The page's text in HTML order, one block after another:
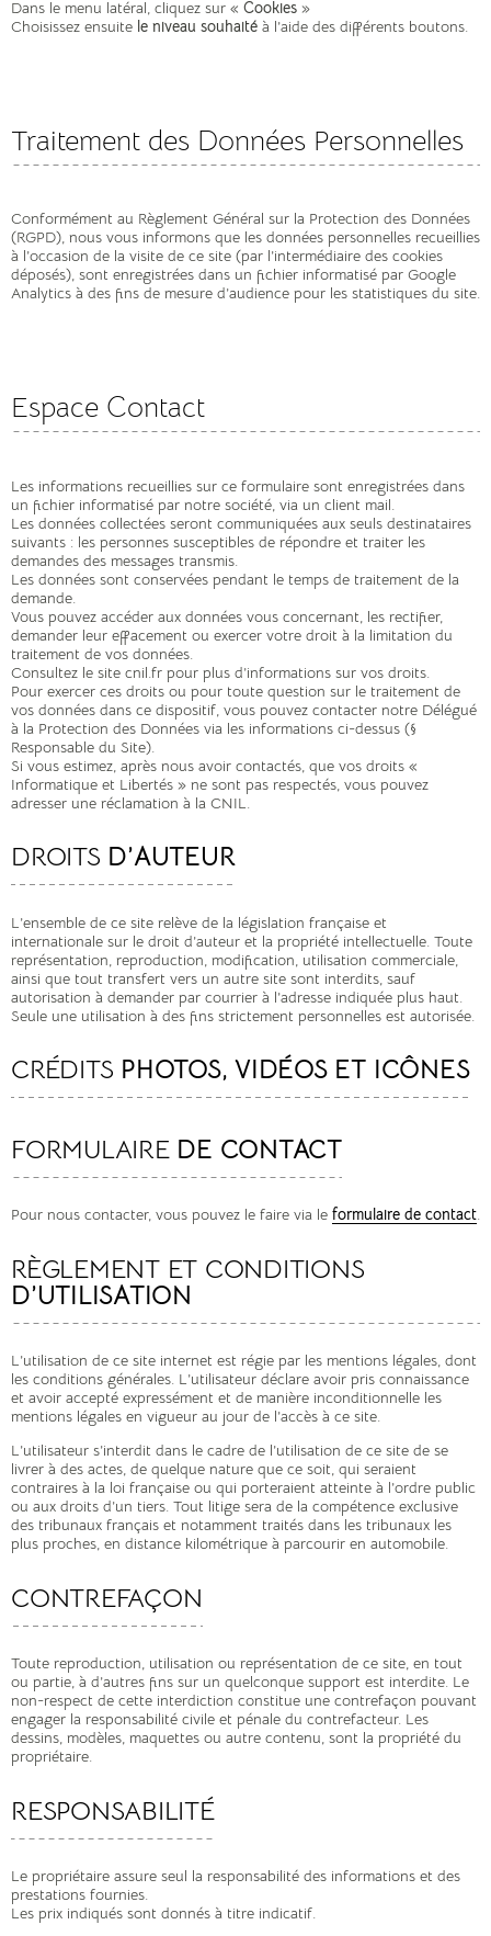
RETOUR
FORMATIONS
ACCOMPAGNEMENT PROJET
PERSONNEL
SERVICE RETOUCHES
Dans le menu latéral, cliquez sur « Cookies »
Choisissez ensuite le niveau souhaité à l’aide des différents boutons.
Traitement des Données Personnelles
Conformément au Règlement Général sur la Protection des Données
(RGPD), nous vous informons que les données personnelles recueillies
à l’occasion de la visite de ce site (par l’intermédiaire des cookies
déposés), sont enregistrées dans un fichier informatisé par Google
Analytics à des fins de mesure d’audience pour les statistiques du site.
Espace Contact
Les informations recueillies sur ce formulaire sont enregistrées dans
un fichier informatisé par notre société, via un client mail.
Les données collectées seront communiquées aux seuls destinataires
suivants : les personnes susceptibles de répondre et traiter les
demandes des messages transmis.
Les données sont conservées pendant le temps de traitement de la
demande.
Vous pouvez accéder aux données vous concernant, les rectifier,
demander leur effacement ou exercer votre droit à la limitation du
traitement de vos données.
Consultez le site cnil.fr pour plus d’informations sur vos droits.
Pour exercer ces droits ou pour toute question sur le traitement de
vos données dans ce dispositif, vous pouvez contacter notre Délégué
à la Protection des Données via les informations ci-dessus (§
Responsable du Site).
Si vous estimez, après nous avoir contactés, que vos droits «
Informatique et Libertés » ne sont pas respectés, vous pouvez
adresser une réclamation à la CNIL.
DROITS D’AUTEUR
L’ensemble de ce site relève de la législation française et
internationale sur le droit d’auteur et la propriété intellectuelle. Toute
représentation, reproduction, modification, utilisation commerciale,
ainsi que tout transfert vers un autre site sont interdits, sauf
autorisation à demander par courrier à l’adresse indiquée plus haut.
Seule une utilisation à des fins strictement personnelles est autorisée.
CRÉDITS PHOTOS, VIDÉOS ET ICÔNES
FORMULAIREDE CONTACT
Pour nous contacter, vous pouvez le faire via le formulaire de contact.
RÈGLEMENT ET CONDITIONS
D’UTILISATION
L’utilisation de ce site internet est régie par les mentions légales, dont
les conditions générales. L’utilisateur déclare avoir pris connaissance
et avoir accepté expressément et de manière inconditionnelle les
mentions légales en vigueur au jour de l’accès à ce site.
L’utilisateur s’interdit dans le cadre de l’utilisation de ce site de se
livrer à des actes, de quelque nature que ce soit, qui seraient
contraires à la loi française ou qui porteraient atteinte à l’ordre public
ou aux droits d’un tiers. Tout litige sera de la compétence exclusive
des tribunaux français et notamment traités dans les tribunaux les
plus proches, en distance kilométrique à parcourir en automobile.
CONTREFAÇON
Toute reproduction, utilisation ou représentation de ce site, en tout
ou partie, à d’autres fins sur un quelconque support est interdite. Le
non-respect de cette interdiction constitue une contrefaçon pouvant
engager la responsabilité civile et pénale du contrefacteur. Les
dessins, modèles, maquettes ou autre contenu, sont la propriété du
propriétaire.
RESPONSABILITÉ
Le propriétaire assure seul la responsabilité des informations et des
prestations fournies.
Les prix indiqués sont donnés à titre indicatif.